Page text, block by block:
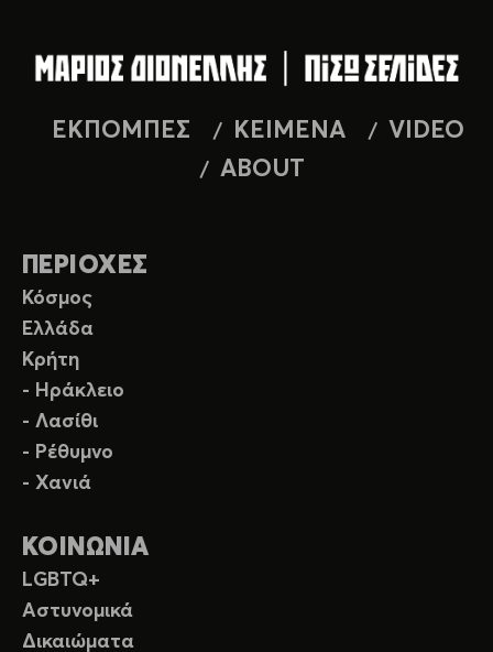
ΕΚΠΟΜΠΕΣ ΚΕΙΜΕΝΑ
VIDEO
ABOUT
ΠΕΡΙΟΧΕΣ
Κόσμος
Ελλάδα
Κρήτη
- Ηράκλειο
- Λασίθι
- Ρέθυμνο
- Χανιά
ΚΟΙΝΩΝΙΑ
LGBTQ+
Αστυνομικά
Δικαιώματα